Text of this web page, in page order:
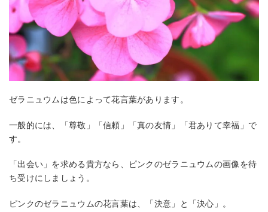
ゼラニュウムは色によって花言葉があります。
一般的には、「尊敬」「信頼」「真の友情」「君ありて幸福」で
す。
「出会い」を求める貴方なら、ピンクのゼラニュウムの画像を待
ち受けにしましょう。
ピンクのゼラニュウムの花言葉は、「決意」と「決心」。